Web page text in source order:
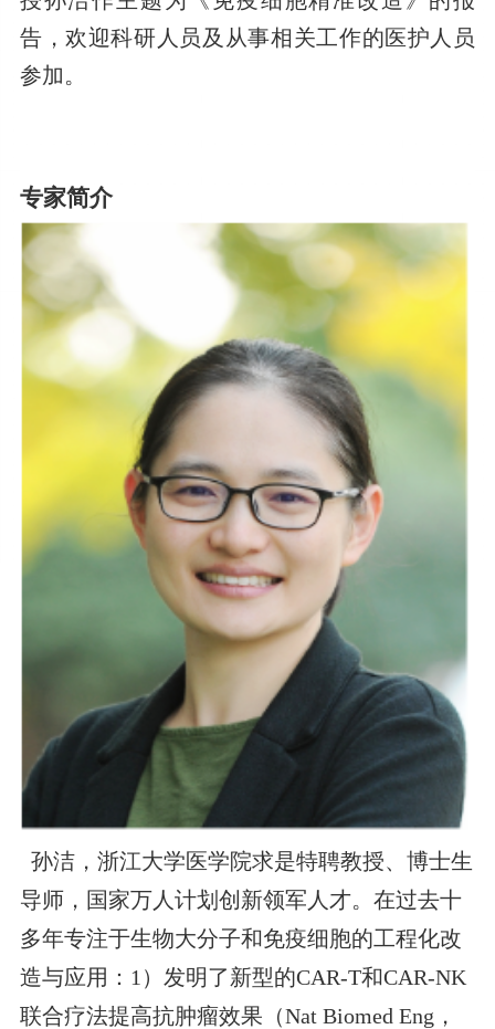
告 ，欢迎科研人员及从事相关工作的医护人员
参加。
专家简介
孙洁，浙江大学医学院求是特聘教授、博士生
导师，国家万人计划创新领军人才。在过去十
多年专注于生物大分子和免疫细胞的工程化改
造与应用：1）发明了新型的CAR-T和CAR-NK
联合疗法提高抗肿瘤效果（Nat Biomed Eng，